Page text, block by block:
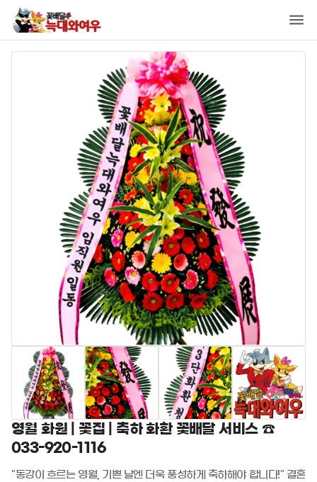
영월 화원 | 꽃집 | 축하 화환 꽃배달 서비스 ☎️
033-920-1116
"동강이 흐르는 영월, 기쁜 날엔 더욱 풍성하게 축하해야 합니다!" 결혼